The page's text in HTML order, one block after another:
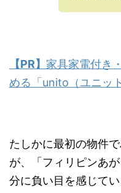
【PR】 家具家電付き
める「unito（ユニッ
たしかに最初の物件
が、「フィリピンあ
分に負い目を感じてい